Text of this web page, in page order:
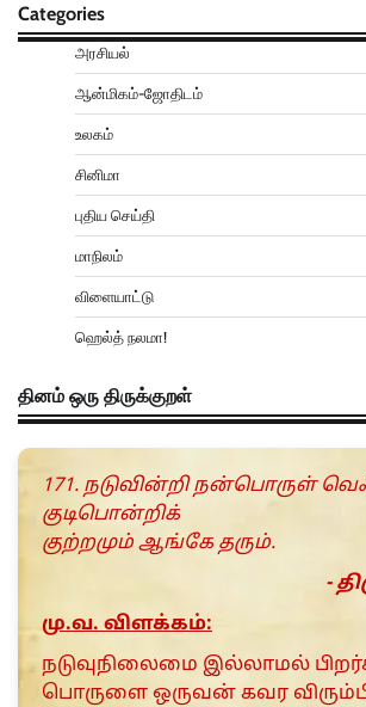
Categories
அரசியல்
ஆன்மிகம்-ஜோதிடம்
உலகம்
சினிமா
புதிய செய்தி
மாநிலம்
விளையாட்டு
ஹெல்த் நலமா!
தினம் ஒரு திருக்குறள்
171. நடுவின்றி நன்பொருள்
குடிபொன்றிக்
குற்றமும் ஆங்கே தரும்.
-
மு.வ. விளக்கம்:
நடுவுநிலைமை இல்லாமல்
பொருளை ஒருவன் கவர